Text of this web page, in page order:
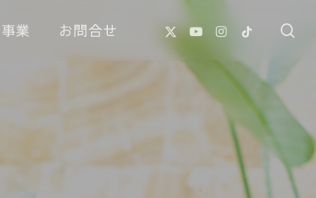
業 お問合せ
X-
Twitter
YoutubeInstagram
Tiktok